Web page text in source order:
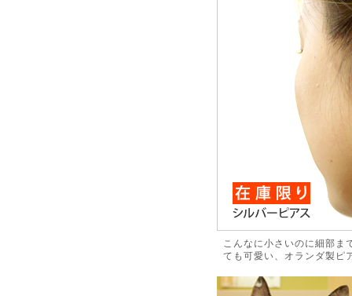
こんなに小さいのに細部ま
ても可愛い、オランダ製ピ